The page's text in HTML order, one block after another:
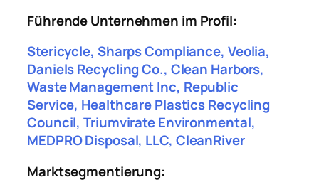
Führende Unternehmen im Profil:
Stericycle, Sharps Compliance, Veolia,
Daniels Recycling Co., Clean Harbors,
Waste Management Inc, Republic
Service, Healthcare Plastics Recycling
Council, Triumvirate Environmental,
MEDPRO Disposal, LLC, CleanRiver
Marktsegmentierung: